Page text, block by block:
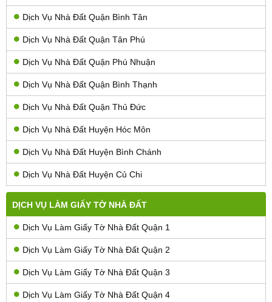
Dịch Vụ Nhà Đất Quận Bình Tân
Dịch Vụ Nhà Đất Quận Tân Phú
Dịch Vụ Nhà Đất Quận Phú Nhuận
Dịch Vụ Nhà Đất Quận Bình Thạnh
Dịch Vụ Nhà Đất Quận Thủ Đức
Dịch Vụ Nhà Đất Huyện Hóc Môn
Dịch Vụ Nhà Đất Huyện Bình Chánh
Dịch Vụ Nhà Đất Huyện Củ Chi
DỊCH VỤ LÀM GIẤY TỜ NHÀ ĐẤT
Dịch Vụ Làm Giấy Tờ Nhà Đất Quận 1
Dịch Vụ Làm Giấy Tờ Nhà Đất Quận 2
Dịch Vụ Làm Giấy Tờ Nhà Đất Quận 3
Dịch Vụ Làm Giấy Tờ Nhà Đất Quận 4